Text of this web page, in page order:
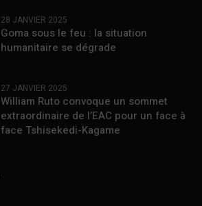
28 JANVIER 2025
Goma sous le feu : la situation
humanitaire se dégrade
27 JANVIER 2025
William Ruto convoque un sommet
extraordinaire de l’EAC pour un face à
face Tshisekedi-Kagame